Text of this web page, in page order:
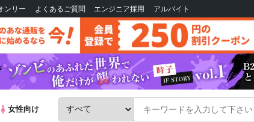
ンリー よくあるご質問 エンジニア採用 アルバイト
女性向け